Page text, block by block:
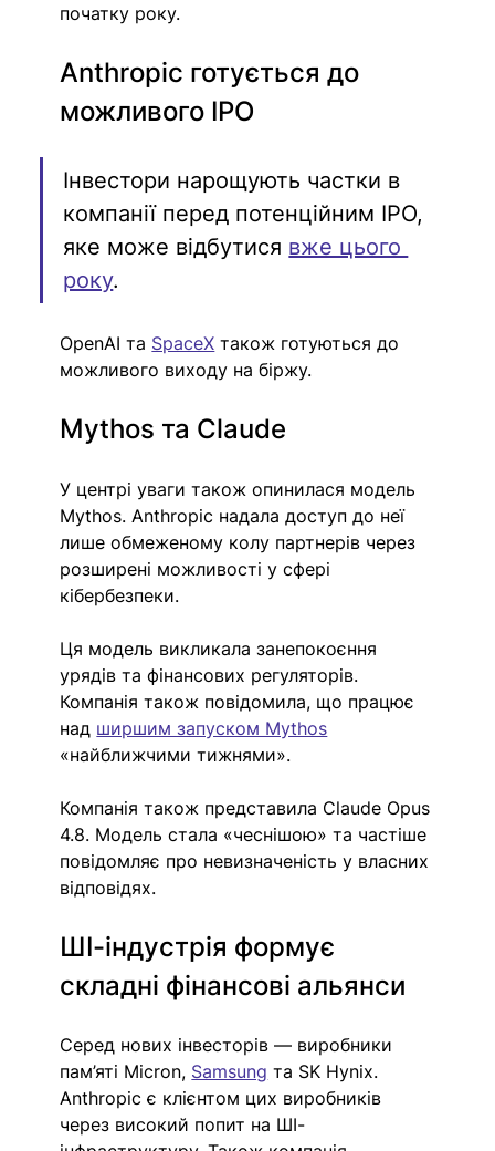
початку року.
Anthropic готується до
можливого IPO
Інвестори нарощують частки в
компанії перед потенційним IPO,
яке може відбутися вже цього
року.
OpenAI та SpaceX також готуються до
можливого виходу на біржу.
Mythos та Claude
У центрі уваги також опинилася модель
Mythos. Anthropic надала доступ до неї
лише обмеженому колу партнерів через
розширені можливості у сфері
кібербезпеки.
Ця модель викликала занепокоєння
урядів та фінансових регуляторів.
Компанія також повідомила, що працює
над ширшим запуском Mythos
«найближчими тижнями».
Компанія також представила Claude Opus
4.8. Модель стала «чеснішою» та частіше
повідомляє про невизначеність у власних
відповідях.
ШІ-індустрія формує
складні фінансові альянси
Серед нових інвесторів — виробники
пам’яті Micron, Samsung та SK Hynix.
Anthropic є клієнтом цих виробників
через високий попит на ШІ-